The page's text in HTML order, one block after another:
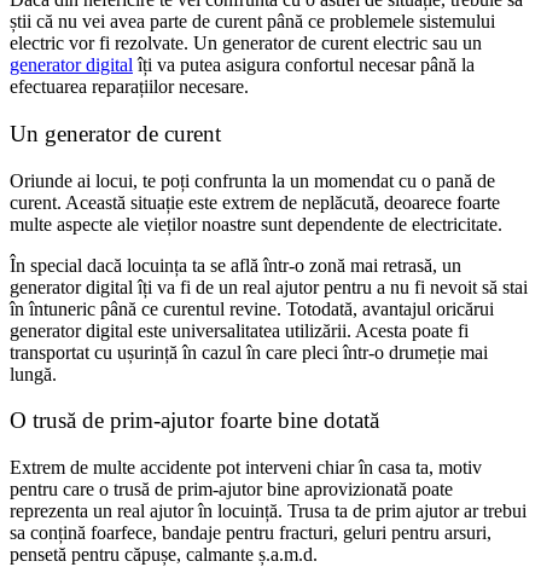
știi că nu vei avea parte de curent până ce problemele sistemului
electric vor fi rezolvate. Un generator de curent electric sau un
generator digital îți va putea asigura confortul necesar până la
efectuarea reparațiilor necesare.
Un generator de curent
Oriunde ai locui, te poți confrunta la un momendat cu o pană de
curent. Această situație este extrem de neplăcută, deoarece foarte
multe aspecte ale vieților noastre sunt dependente de electricitate.
În special dacă locuința ta se află într-o zonă mai retrasă, un
generator digital îți va fi de un real ajutor pentru a nu fi nevoit să stai
în întuneric până ce curentul revine. Totodată, avantajul oricărui
generator digital este universalitatea utilizării. Acesta poate fi
transportat cu ușurință în cazul în care pleci într-o drumeție mai
lungă.
O trusă de prim-ajutor foarte bine dotată
Extrem de multe accidente pot interveni chiar în casa ta, motiv
pentru care o trusă de prim-ajutor bine aprovizionată poate
reprezenta un real ajutor în locuință. Trusa ta de prim ajutor ar trebui
sa conțină foarfece, bandaje pentru fracturi, geluri pentru arsuri,
pensetă pentru căpușe, calmante ș.a.m.d.